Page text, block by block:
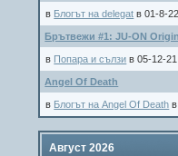
в Блогът на delegat в 01-8-
Брътвежи #1: JU-ON
в Попара и сълзи в 05-12-
Angel Of Death
в Блогът на Angel Of Death
Август 2026